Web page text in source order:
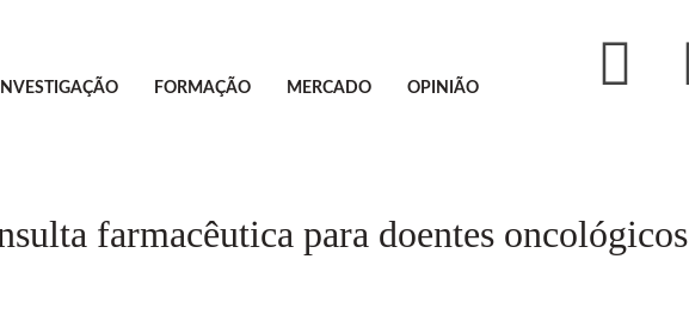
INVESTIGAÇÃO FORMAÇÃO MERCADO OPINIÃO
farmacêutica para doentes oncológicos